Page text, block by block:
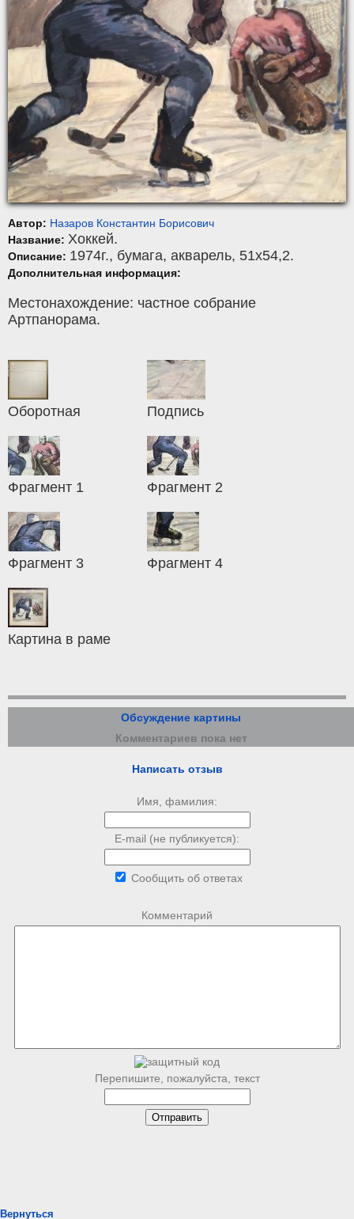
Автор: Назаров Константин Борисович
Название: Хоккей.
Описание: 1974г., бумага, акварель, 51x54,2.
Дополнительная информация:
Местонахождение: частное собрание
Артпанорама.
Оборотная Подпись
Фрагмент 1 Фрагмент 2
Фрагмент 3 Фрагмент 4
Картина в раме
Обсуждение картины
Комментариев пока нет
Написать отзыв
Имя, фамилия:
E-mail (не публикуется):
Сообщить об ответах
Комментарий
Перепишите, пожалуйста, текст
Вернуться